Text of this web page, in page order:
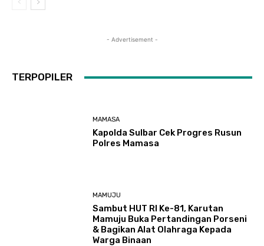
- Advertisement -
TERPOPILER
MAMASA
Kapolda Sulbar Cek Progres Rusun
Polres Mamasa
MAMUJU
Sambut HUT RI Ke-81, Karutan
Mamuju Buka Pertandingan Porseni
& Bagikan Alat Olahraga Kepada
Warga Binaan